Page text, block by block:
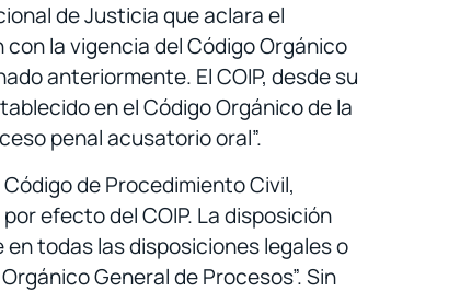
de Justicia que aclara el
la vigencia del Código Orgánico
anteriormente. El COIP, desde su
en el Código Orgánico de la
penal acusatorio oral”.
de Procedimiento Civil,
efecto del COIP. La disposición
todas las disposiciones legales o
General de Procesos”. Sin